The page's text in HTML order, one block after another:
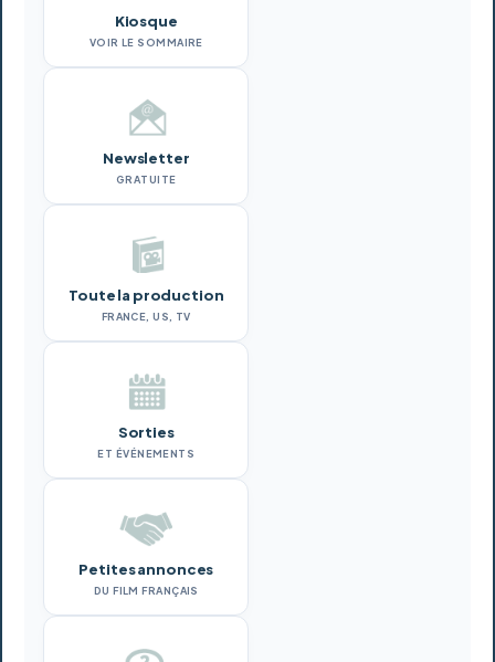
Kiosque
VOIR LE SOMMAIRE
Newsletter
GRATUITE
Toute la production
FRANCE, US, TV
Sorties
ET ÉVÉNEMENTS
Petites annonces
DU FILM FRANÇAIS